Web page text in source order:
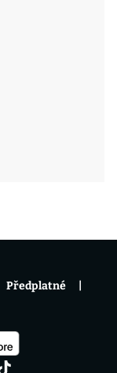
Předplatné